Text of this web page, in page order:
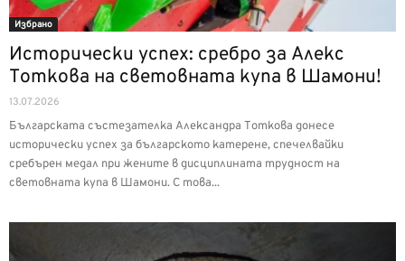
Избрано
Исторически успех: сребро за Алекс
Тоткова на световната купа в Шамони!
13.07.2026
Българската състезателка Александра Тоткова донесе
исторически успех за българското катерене, спечелвайки
сребърен медал при жените в дисциплината трудност на
световната купа в Шамони. С това...